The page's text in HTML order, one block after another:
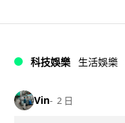
科技娛樂 生活娛樂
Vin 2 日